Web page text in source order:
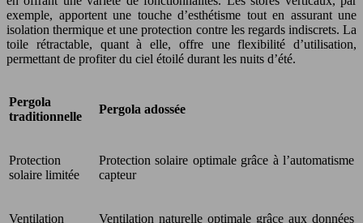
exemple, apportent une touche d’esthétisme tout en assurant une
isolation thermique et une protection contre les regards indiscrets. La
toile rétractable, quant à elle, offre une flexibilité d’utilisation,
permettant de profiter du ciel étoilé durant les nuits d’été.
Pergola
traditionnelle
Pergola adossée
Protection
solaire limitée
Protection solaire optimale grâce à l’automatisme
capteur
Ventilation Ventilation naturelle optimale grâce aux données